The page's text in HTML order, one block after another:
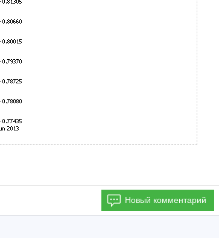
Новый комментарий